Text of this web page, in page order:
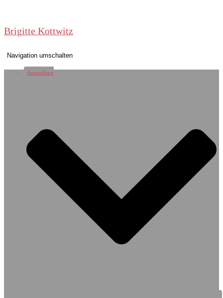
Brigitte Kottwitz
Navigation umschalten
Ausstellung